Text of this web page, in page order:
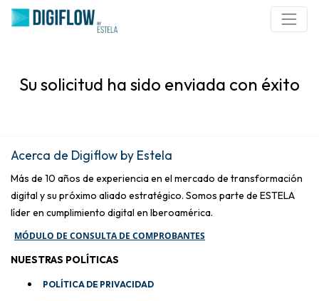
Su solicitud ha sido enviada con éxito
Acerca de Digiflow by Estela
Más de 10 años de experiencia en el mercado de transformación
digital y su próximo aliado estratégico. Somos parte de ESTELA
líder en cumplimiento digital en Iberoamérica.
MÓDULO DE CONSULTA DE COMPROBANTES
NUESTRAS POLÍTICAS
POLÍTICA DE PRIVACIDAD